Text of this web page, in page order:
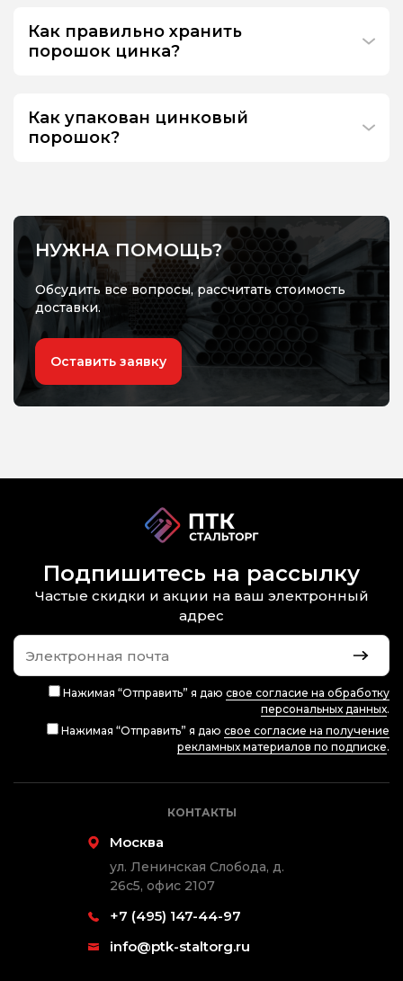
Как правильно хранить
порошок цинка?
Как упакован цинковый
порошок?
НУЖНА ПОМОЩЬ?
Обсудить все вопросы, рассчитать стоимость
доставки.
Оставить заявку
Подпишитесь на рассылку
Частые скидки и акции на ваш электронный
адрес
Нажимая “Отправить” я даю свое согласие на обработку
персональных данных.
Нажимая “Отправить” я даю свое согласие на получение
рекламных материалов по подписке.
КОНТАКТЫ
Москва
ул. Ленинская Слобода, д.
26с5, офис 2107
+7 (495) 147-44-97
info@ptk-staltorg.ru